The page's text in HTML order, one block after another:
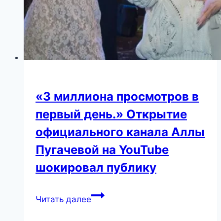
«3 миллиона просмотров в
первый день.» Открытие
официального канала Аллы
Пугачевой на YouTube
шокировал публику
Читать далее«3